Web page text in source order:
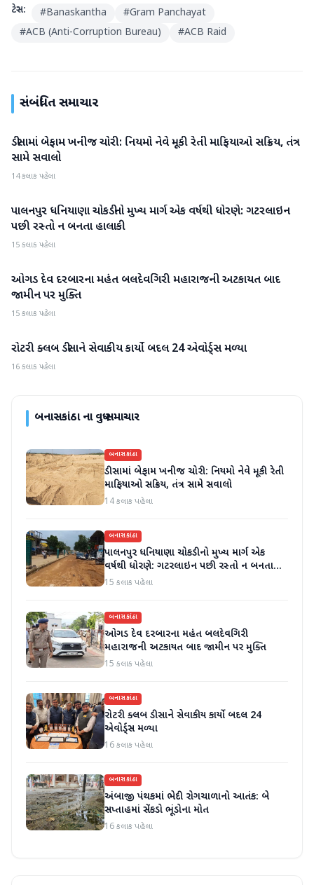
ટેગ્સ: #Banaskantha #Gram Panchayat
#ACB (Anti-Corruption Bureau) #ACB Raid
સંબંધિત સમાચાર
બનાસકાંઠા
ડીસામાં બેફામ ખનીજ ચોરી: નિયમો નેવે મૂકી રેતી માફિયાઓ સક્રિય, તંત્ર
સામે સવાલો
14 કલાક પહેલા
બનાસકાંઠા
પાલનપુર ધનિયાણા ચોકડીનો મુખ્ય માર્ગ એક વર્ષથી ધોરણે: ગટરલાઇન
પછી રસ્તો ન બનતા હાલાકી
15 કલાક પહેલા
બનાસકાંઠા
ઓગડ દેવ દરબારના મહંત બલદેવગિરી મહારાજની અટકાયત બાદ
જામીન પર મુક્તિ
15 કલાક પહેલા
બનાસકાંઠા
રોટરી ક્લબ ડીસાને સેવાકીય કાર્યો બદલ 24 એવોર્ડ્સ મળ્યા
16 કલાક પહેલા
બનાસકાંઠાના વધુ સમાચાર
બનાસકાંઠા
ડીસામાં બેફામ ખનીજ ચોરી: નિયમો નેવે મૂકી રેતી
માફિયાઓ સક્રિય, તંત્ર સામે સવાલો
14 કલાક પહેલા
બનાસકાંઠા
પાલનપુર ધનિયાણા ચોકડીનો મુખ્ય માર્ગ એક
વર્ષથી ધોરણે: ગટરલાઇન પછી રસ્તો ન બનતા
હાલાકી
15 કલાક પહેલા
બનાસકાંઠા
ઓગડ દેવ દરબારના મહંત બલદેવગિરી
મહારાજની અટકાયત બાદ જામીન પર મુક્તિ
15 કલાક પહેલા
બનાસકાંઠા
રોટરી ક્લબ ડીસાને સેવાકીય કાર્યો બદલ 24
એવોર્ડ્સ મળ્યા
16 કલાક પહેલા
બનાસકાંઠા
અંબાજી પંથકમાં ભેદી રોગચાળાનો આતંક: બે
સપ્તાહમાં સેંકડો ભૂંડોના મોત
16 કલાક પહેલા